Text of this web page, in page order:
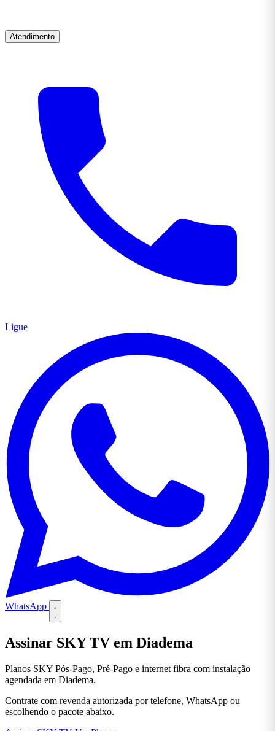
Atendimento
Ligue
WhatsApp
Assinar SKY TV em Diadema
Planos SKY Pós-Pago, Pré-Pago e internet fibra com instalação
agendada em Diadema.
Contrate com revenda autorizada por telefone, WhatsApp ou
escolhendo o pacote abaixo.